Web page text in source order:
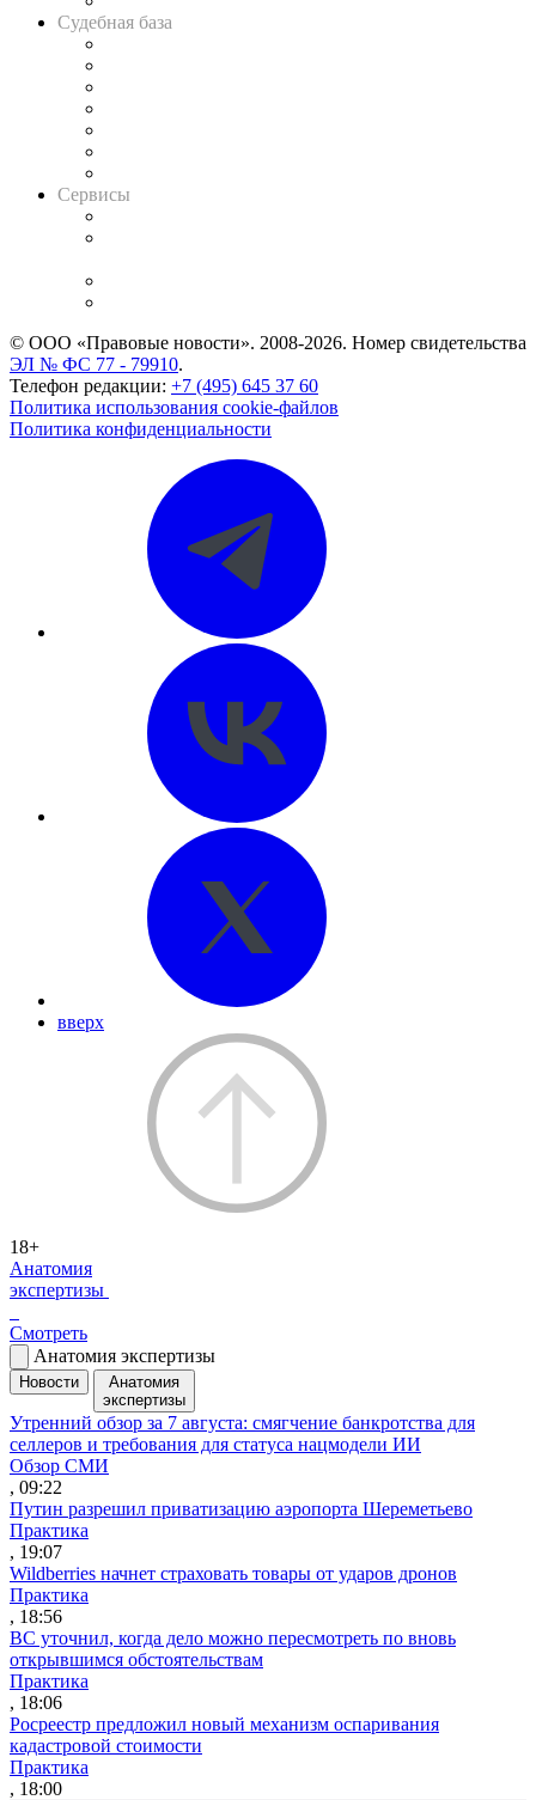
Судебная база
Сервисы
© ООО «Правовые новости». 2008-2026. Номер свидетельства
ЭЛ № ФС 77 - 79910.
Телефон редакции: +7 (495) 645 37 60
Политика использования cookie-файлов
Политика конфиденциальности
вверх
18+
Анатомия
экспертизы
Смотреть
Анатомия экспертизы
Новости
Анатомия
экспертизы
Утренний обзор за 7 августа: смягчение банкротства для
селлеров и требования для статуса нацмодели ИИ
Обзор СМИ
, 09:22
Путин разрешил приватизацию аэропорта Шереметьево
Практика
, 19:07
Wildberries начнет страховать товары от ударов дронов
Практика
, 18:56
ВС уточнил, когда дело можно пересмотреть по вновь
открывшимся обстоятельствам
Практика
, 18:06
Росреестр предложил новый механизм оспаривания
кадастровой стоимости
Практика
, 18:00